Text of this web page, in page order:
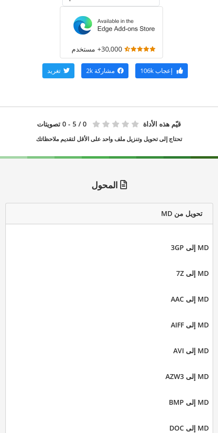
30,000+ مستخدم
إعجاب106k مشاركة 2k تغريد
قيّم هذه الأداة 0 / 5 - 0 تصويتات
تحتاج إلى تحويل وتنزيل ملف واحد على الأقل لتقديم ملاحظاتك
المحول
تحويل من MD
MD إلى 3GP
MD إلى 7Z
MD إلى AAC
MD إلى AIFF
MD إلى AVI
MD إلى AZW3
MD إلى BMP
MD إلى DOC